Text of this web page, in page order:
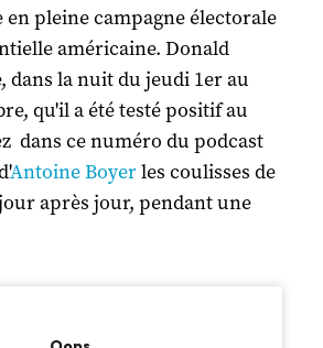
en pleine campagne électorale
américaine. Donald
dans la nuit du jeudi 1er au
qu'il a été testé positif au
dans ce numéro du podcast
Antoine Boyerles coulisses de
après jour, pendant une